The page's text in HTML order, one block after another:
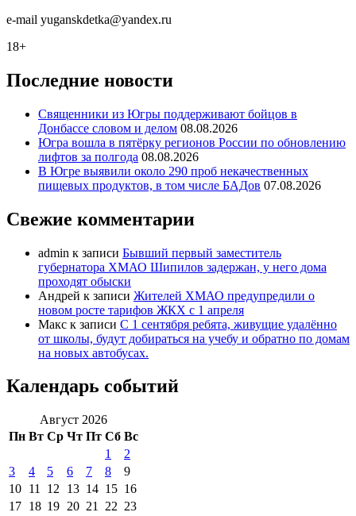
e-mail yuganskdetka@yandex.ru
18+
Последние новости
Священники из Югры поддерживают бойцов в
Донбассе словом и делом 08.08.2026
Югра вошла в пятёрку регионов России по обновлению
лифтов за полгода 08.08.2026
В Югре выявили около 290 проб некачественных
пищевых продуктов, в том числе БАДов 07.08.2026
Свежие комментарии
admin к записи Бывший первый заместитель
губернатора ХМАО Шипилов задержан, у него дома
проходят обыски
Андрей к записи Жителей ХМАО предупредили о
новом росте тарифов ЖКХ с 1 апреля
Макс к записи С 1 сентября ребята, живущие удалённо
от школы, будут добираться на учебу и обратно по домам
на новых автобусах.
Календарь событий
Август 2026
Пн Вт Ср Чт Пт Сб Вс
1
2
3
4 5 6 7 8
9
10 11 12 13 14 15 16
17 18 19 20 21 22 23